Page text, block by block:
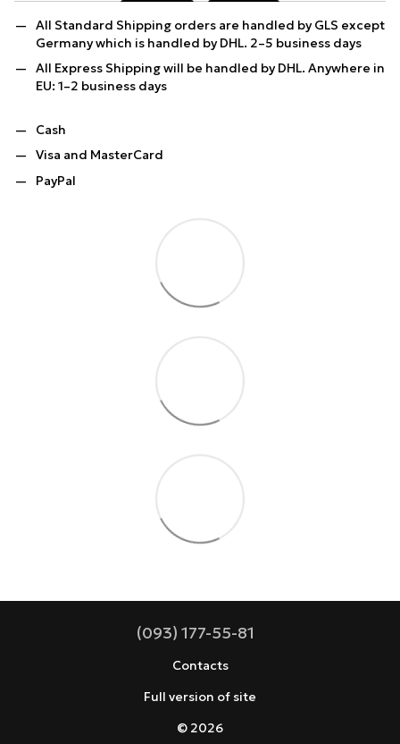
All Standard Shipping orders are handled by GLS except
Germany which is handled by DHL. 2–5 business days
All Express Shipping will be handled by DHL. Anywhere in
EU: 1–2 business days
Cash
Visa and MasterCard
PayPal
(093) 177-55-81
Contacts
Full version of site
© 2026